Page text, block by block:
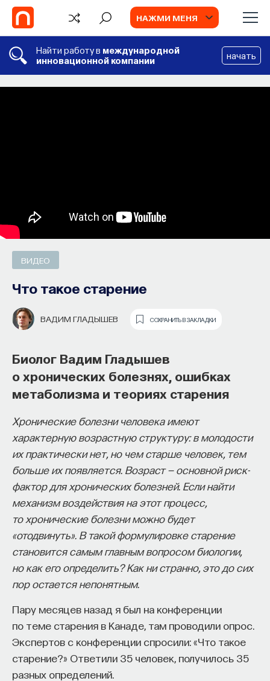
НАЖМИ МЕНЯ
Найти работу в международной
инновационной компании
начать
ВИДЕО
Что такое старение
ВАДИМ ГЛАДЫШЕВ СОХРАНИТЬ В ЗАКЛАДКИ
Биолог Вадим Гладышев
о хронических болезнях, ошибках
метаболизма и теориях старения
Хронические болезни человека имеют
характерную возрастную структуру: в молодости
их практически нет, но чем старше человек, тем
больше их появляется. Возраст — основной риск-
фактор для хронических болезней. Если найти
механизм воздействия на этот процесс,
то хронические болезни можно будет
«отодвинуть». В такой формулировке старение
становится самым главным вопросом биологии,
но как его определить? Как ни странно, это до сих
пор остается непонятным.
Пару месяцев назад я был на конференции
по теме старения в Канаде, там проводили опрос.
Экспертов с конференции спросили: «Что такое
старение?» Ответили 35 человек, получилось 35
разных определений.
ОТ РЕДАКЦИИ
СОХРАНИТЬ В ЗАКЛАДКИ
Собрали научные мифы, о которых
ученые и популяризаторы уже устали
говорить. Но они все равно
существуют
Есть несколько научных мифов, которые ученые
и популяризаторы науки устали комментировать.
На разоблачение этих убеждений были потрачены
сотни часов, но они все равно живут. Мы выбрали
пять, которые встречаются в медиа, кино или
социальных сетях пугающе часто. Конечно, если
вы наш постоянный читатель, вы уже все знаете,
но в подборке есть материалы по теме, которые
вы могли пропустить.